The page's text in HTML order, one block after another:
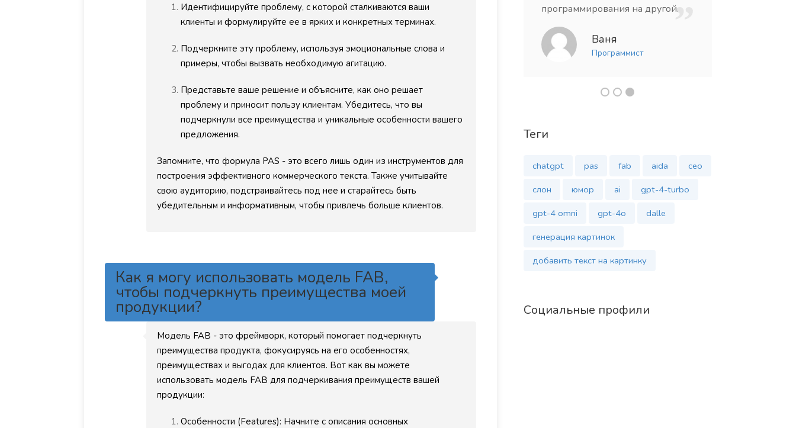
Идентифицируйте проблему, с которой сталкиваются ваши
клиенты и формулируйте ее в ярких и конкретных терминах.
Подчеркните эту проблему, используя эмоциональные слова и
примеры, чтобы вызвать необходимую агитацию.
Представьте ваше решение и объясните, как оно решает
проблему и приносит пользу клиентам. Убедитесь, что вы
подчеркнули все преимущества и уникальные особенности вашего
предложения.
Запомните, что формула PAS - это всего лишь один из инструментов для
построения эффективного коммерческого текста. Также учитывайте
свою аудиторию, подстраивайтесь под нее и старайтесь быть
убедительным и информативным, чтобы привлечь больше клиентов.
Как я могу использовать модель FAB,
чтобы подчеркнуть преимущества моей
продукции?
Модель FAB - это фреймворк, который помогает подчеркнуть
преимущества продукта, фокусируясь на его особенностях,
преимуществах и выгодах для клиентов. Вот как вы можете
использовать модель FAB для подчеркивания преимуществ вашей
продукции:
Особенности (Features): Начните с описания основных
программирования на другой.
Ваня
Программист
Теги
chatgpt pas fab aida
сео
слон
юмор ai
gpt-4-turbo
gpt-4 omni
gpt-4o
dalle
генерация картинок
добавить текст на картинку
Социальные профили